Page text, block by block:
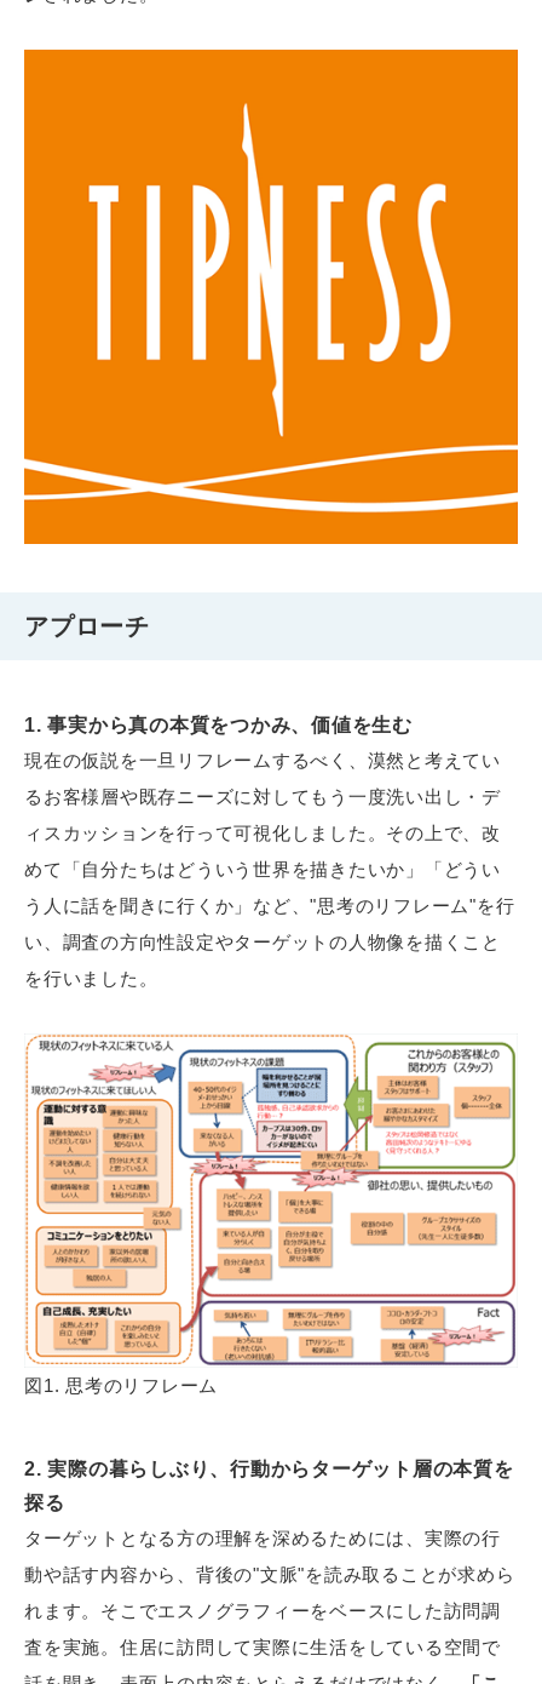
アプローチ
1. 事実から真の本質をつかみ、価値を生む
現在の仮説を一旦リフレームするべく、漠然と考えてい
るお客様層や既存ニーズに対してもう一度洗い出し・デ
ィスカッションを行って可視化しました。その上で、改
めて「自分たちはどういう世界を描きたいか」「どうい
う人に話を聞きに行くか」など、"思考のリフレーム"を行
い、調査の方向性設定やターゲットの人物像を描くこと
を行いました。
図1. 思考のリフレーム
2. 実際の暮らしぶり、行動からターゲット層の本質を
探る
ターゲットとなる方の理解を深めるためには、実際の行
動や話す内容から、背後の"文脈"を読み取ることが求めら
れます。そこでエスノグラフィーをベースにした訪問調
査を実施。住居に訪問して実際に生活をしている空間で